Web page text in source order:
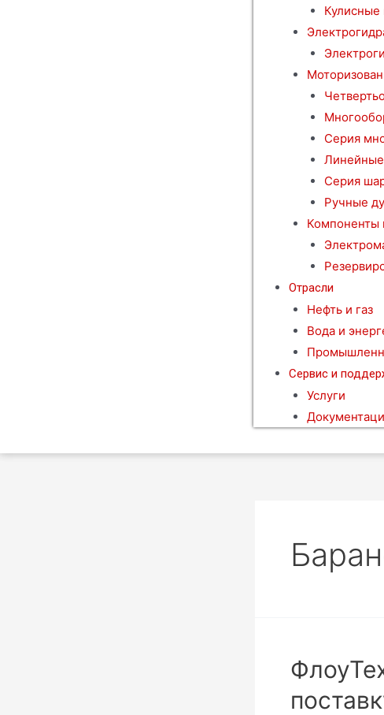
Кулисные
Серия
Серия
Ручные
Компоненты
Отрасли
Нефть и газ
Вода и
Сервис и
Услуги